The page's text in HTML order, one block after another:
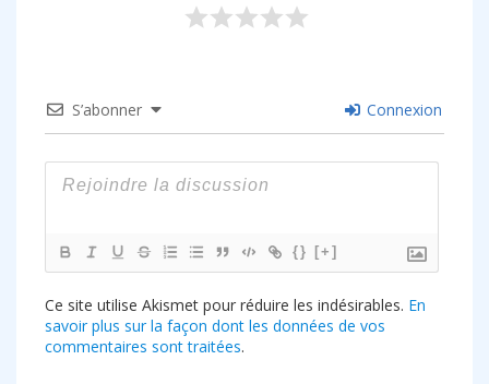
S’abonner Connexion
{} [+]
Ce site utilise Akismet pour réduire les indésirables. En
savoir plus sur la façon dont les données de vos
commentaires sont traitées.